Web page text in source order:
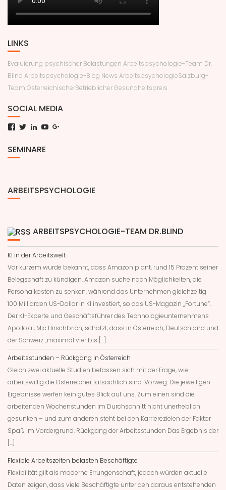
LINKS
Evaluierung psychischer Belastungen Arbeitspsychologie-Team Dr.
Blind Arbeitspsychologie-Blog News ArbeitspsychologieSalzburg-
Team ÖsterreichischerBetrieblicher Gesundheitspreis
SOCIAL MEDIA
Facebook
TwitterLinkedInYouTube
SEMINARE
ARBEITSPSYCHOLOGIE
ARBEITSPSYCHOLOGIE-TEAM DR.BLIND
KI in der Arbeitswelt
Vor kurzem wurde bekannt, dass Amazon plant, rund 15 Prozent seiner
Belegschaft zu kündigen. Amazon suche nach Möglichkeiten, die
Personalkosten zu senken, während das Unternehmen gleichzeitig
100 Milliarden US-Dollar in KI investiert, so das US-Magazin „Fortune“.
Der KI-Experte und Geschäftsführer des Technologieunternehmens
Apollo.ai, Mic Hirschbrich, schätzt, dass in Österreich, Deutschland und
der Schweiz „maximal vier bis […]
Arbeitsstunden – Rückgang in Österreich
Gleich zwei aktuelle Studien befassen sich mit der Frage, wie
arbeitswillig die Österreicher tatsächlich sind. Vorweg: Die jeweiligen
Ergebnisse werfen kein gutes Blick auf uns. Zum einen sind die
arbeitenden Wochenstunden im Durchschnitt nicht unerheblich
gesunken – und zum anderen steht bei den Karrierezielen der Faktor
Spaß im Vordergrund. Rückgang der Arbeitsstunden Das Ergebnis der
[…]
Flexible Arbeitszeiten belasten Beschäftigte
Flexibilität gilt als moderne Errungenschaft, jedoch würden aktuelle
Daten zeigen, dass viele Beschäftigte unter den daraus entstehenden